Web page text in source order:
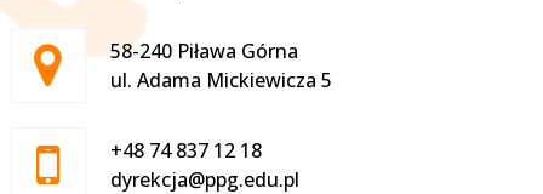
Adres pocztowy:
58-240 Piława Górna
ul. Adama Mickiewicza 5
+48 74 837 12 18
dyrekcja@ppg.edu.pl